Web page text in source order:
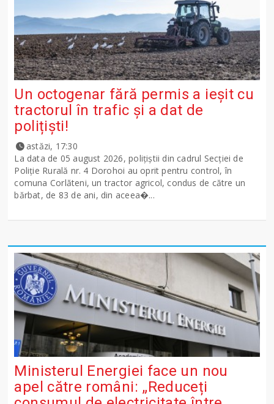
Un octogenar fără permis a ieșit cu
tractorul în trafic și a dat de
polițiști!
astăzi, 17:30
La data de 05 august 2026, polițiștii din cadrul Secției de
Poliție Rurală nr. 4 Dorohoi au oprit pentru control, în
comuna Corlăteni, un tractor agricol, condus de către un
bărbat, de 83 de ani, din aceea�...
Ministerul Energiei face un nou
apel către români: „Reduceți